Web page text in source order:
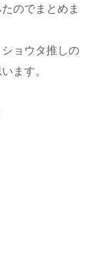
のでまとめま
ョウタ推しの
ます。